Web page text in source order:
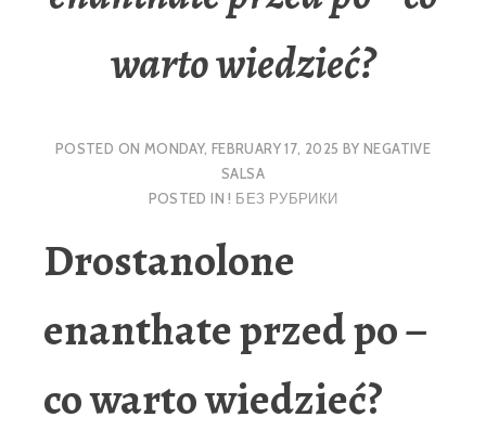
warto wiedzieć?
POSTED ON MONDAY, FEBRUARY 17, 2025 BYNEGATIVE
SALSA
POSTED IN! БЕЗ РУБРИКИ
Drostanolone
enanthate przed po –
co warto wiedzieć?